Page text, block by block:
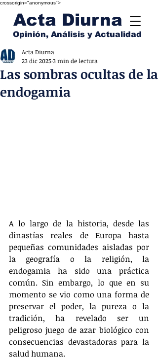
crossorigin="anonymous">
Acta Diurna
Opinión, Análisis y Actualidad
Las sombras ocultas de la
endogamia
Acta Diurna
23 dic 20253 min de lectura
A lo largo de la historia, desde las
dinastías reales de Europa hasta
pequeñas comunidades aisladas por
la geografía o la religión, la
endogamia ha sido una práctica
común. Sin embargo, lo que en su
momento se vio como una forma de
preservar el poder, la pureza o la
tradición, ha revelado ser un
peligroso juego de azar biológico con
consecuencias devastadoras para la
salud humana.